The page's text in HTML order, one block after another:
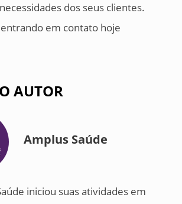
dos seus clientes.
entrando em contato hoje
AUTOR
Amplus Saúde
iniciou suas atividades em